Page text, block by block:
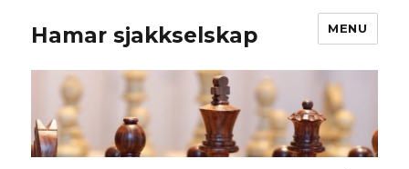
Hamar sjakkselskap MENU